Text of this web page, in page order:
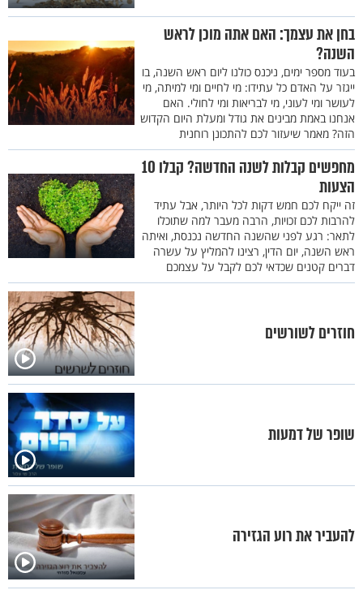
בחן את עצמך: האם אתה מוכן לראש
השנה?
בעוד מספר ימים, ניכנס כולנו ליום ראש השנה, בו
ייגזר על האדם כל עתידו: מי לחיים ומי למיתה, מי
לעושר ומי לעוני, מי לבריאות ומי לחולי. האם
אנחנו באמת מבינים את גודל ומעלת היום הקדוש
הזה? מאמר שיעזור לכם להתכונן רוחנית
מחפשים קבלות לשנה החדשה? קבלו 10
הצעות
זה ייקח לכם חמש דקות לכל היותר, אבל עתיד
להרבות לכם זכויות, הרבה מעבר למה שתוכלו
לתאר: רגע לפני שהשנה החדשה נכנסת, ואיתה
ראש השנה, יום הדין, רצינו להמליץ על עשרה
דברים קטנים שכדאי לכם לקבל על עצמכם
חוזרים לשורשים
שופר של דמעות
להעביר את רוע הגזירה